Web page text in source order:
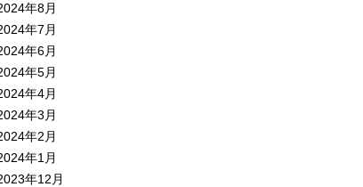
年8月
年7月
年6月
年5月
年4月
年3月
年2月
年1月
年12月